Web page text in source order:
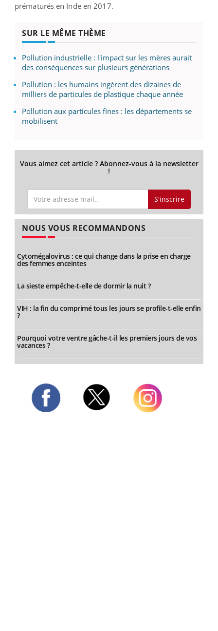
prématurés en Inde en 2017.
SUR LE MÊME THÈME
Pollution industrielle : l'impact sur les mères aurait
des conséquences sur plusieurs générations
Pollution : les humains ingèrent des dizaines de
milliers de particules de plastique chaque année
Pollution aux particules fines : les départements se
mobilisent
Vous aimez cet article ? Abonnez-vous à la newsletter
!
S'inscrire
NOUS VOUS RECOMMANDONS
Cytomégalovirus : ce qui change dans la prise en charge
des femmes enceintes
La sieste empêche-t-elle de dormir la nuit ?
VIH : la fin du comprimé tous les jours se profile-t-elle enfin
?
Pourquoi votre ventre gâche-t-il les premiers jours de vos
vacances ?